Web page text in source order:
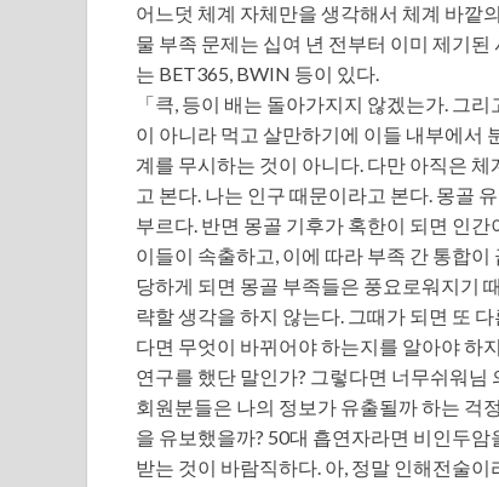
어느덧 체계 자체만을 생각해서 체계 바깥
물 부족 문제는 십여 년 전부터 이미 제기
는 BET365, BWIN 등이 있다.
「큭, 등이 배는 돌아가지지 않겠는가. 그
이 아니라 먹고 살만하기에 이들 내부에서
계를 무시하는 것이 아니다. 다만 아직은
고 본다. 나는 인구 때문이라고 본다. 몽골
부르다. 반면 몽골 기후가 혹한이 되면 인
이들이 속출하고, 이에 따라 부족 간 통합
당하게 되면 몽골 부족들은 풍요로워지기
략할 생각을 하지 않는다. 그때가 되면 또
다면 무엇이 바뀌어야 하는지를 알아야 하
연구를 했단 말인가? 그렇다면 너무쉬워
회원분들은 나의 정보가 유출될까 하는 걱
을 유보했을까? 50대 흡연자라면 비인두
받는 것이 바람직하다. 아, 정말 인해전술